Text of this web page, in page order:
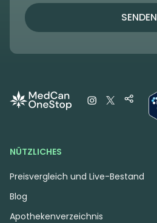
SENDEN
NÜTZLICHES
Preisvergleich und Live-Bestand
Blog
Apothekenverzeichnis